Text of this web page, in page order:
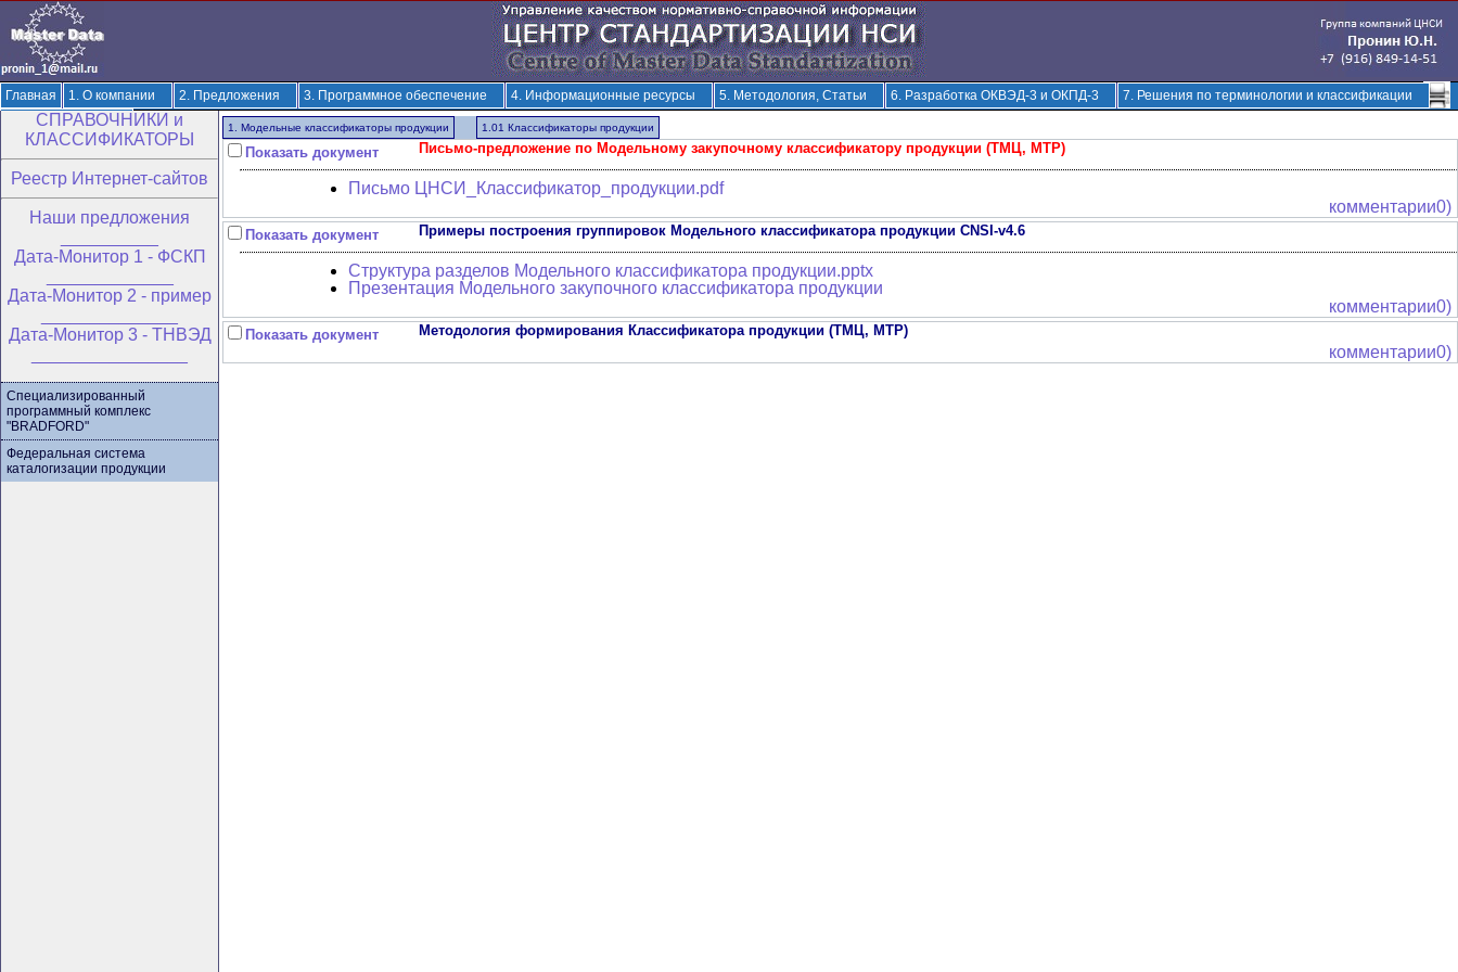
Главная 1. О компании 2. Предложения 3. Программное обеспечение 4. Информационные ресурсы 5. Методология, Статьи 6. Разработка ОКВЭД-3 и ОКПД-3
7. Решения по терминологии и классификации
8. Новое на сайте
CПРАВОЧНИКИ и
КЛАССИФИКАТОРЫ
Реестр Интернет-сайтов
Hаши предложения
Дата-Монитор 1 - ФСКП
Дата-Монитор 2 - пример
Дата-Монитор 3 - ТНВЭД
Специализированный
программный комплекс
"BRADFORD"
Федеральная система
каталогизации продукции
1. Модельные классификаторы продукции 1.01 Классификаторы продукции
Показать документ Письмо-предложение по Модельному закупочному классификатору продукции (ТМЦ, МТР)
Письмо ЦНСИ_Классификатор_продукции.pdf
комментарии0)
Показать документ Примеры построения группировок Модельного классификатора продукции CNSI-v4.6
Структура разделов Модельного классификатора продукции.pptx
Презентация Модельного закупочного классификатора продукции
комментарии0)
Показать документ Методология формирования Классификатора продукции (ТМЦ, МТР)
комментарии0)